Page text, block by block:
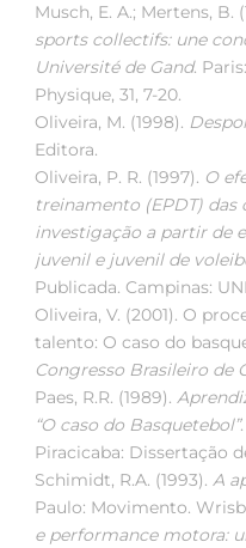
Musch, E. A.; Mertens, B.
sports collectifs: une
Université de Gand.
Physique, 31, 7-20.
Oliveira, M. (1998).
Editora.
Oliveira, P. R. (1997). O
treinamento (EPDT)
investigação a partir de
juvenil e juvenil de
Publicada. Campinas:
Oliveira, V. (2001). O
talento: O caso do
Congresso Brasileiro de
Paes, R.R. (1989).
“O caso do Basquetebol”
Piracicaba: Dissertação
Schimidt, R.A. (1993). A
Paulo: Movimento.
e performance motora: